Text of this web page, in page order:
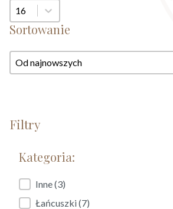
Widok:
Sortowanie
Sortowanie
Sortowanie
Filtry
Kategoria:
Kategoria:
Inne(3)
Łańcuszki(7)